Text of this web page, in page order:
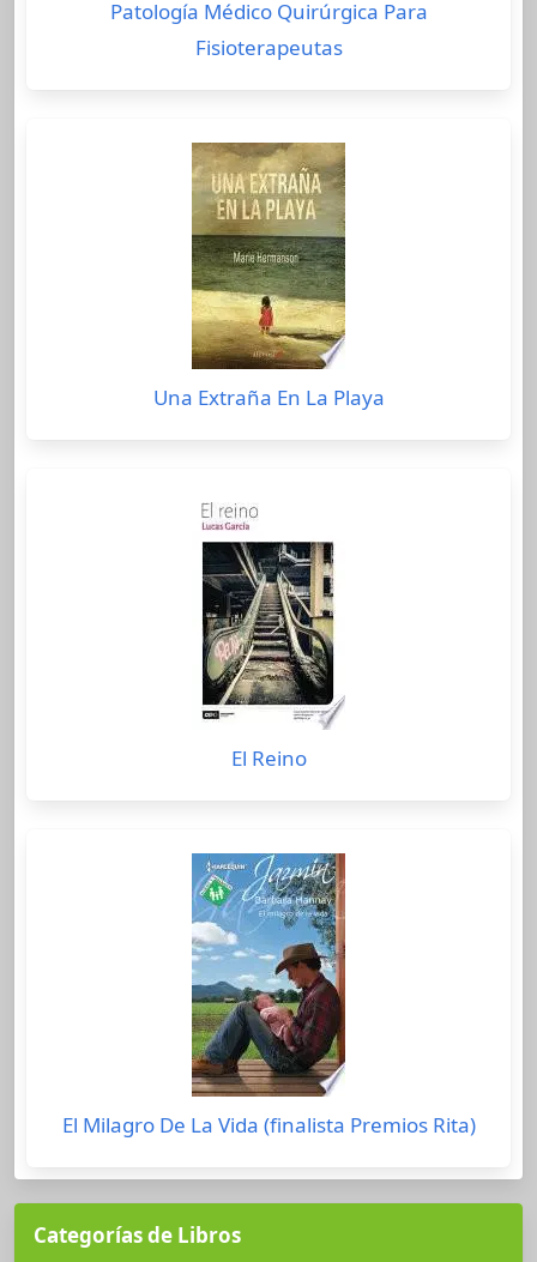
Patología Médico Quirúrgica Para
Fisioterapeutas
Una Extraña En La Playa
El Reino
El Milagro De La Vida (finalista Premios Rita)
Categorías de Libros